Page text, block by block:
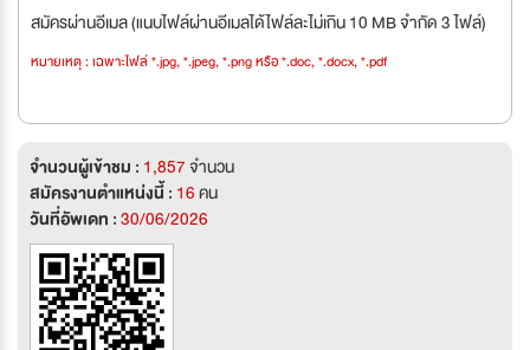
สมัครผ่านอีเมล (แนบไฟล์ผ่านอีเมลได้ไฟล์ละไม่เกิน 10 MB จำกัด 3 ไฟล์)
หมายเหตุ : เฉพาะไฟล์ *.jpg, *.jpeg, *.png หรือ *.doc, *.docx, *.pdf
จำนวนผู้เข้าชม : 1,857จำนวน
สมัครงานตำแหน่งนี้ : 16คน
วันที่อัพเดท :30/06/2026